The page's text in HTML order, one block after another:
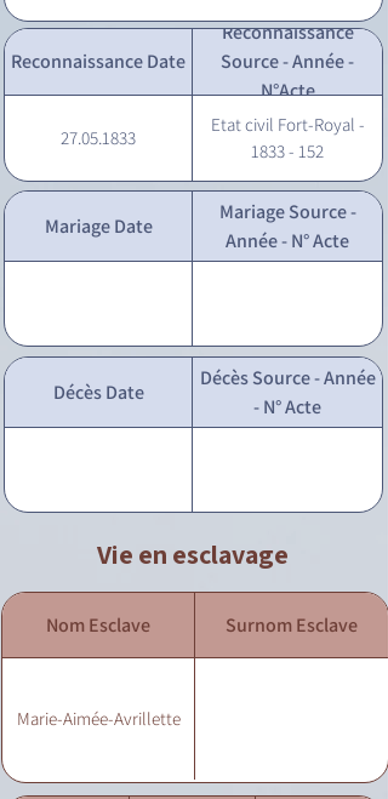
Reconnaissance Date
Reconnaissance
Source - Année -
N°Acte
27.05.1833
Etat civil Fort-Royal -
1833 - 152
Mariage Date
Mariage Source -
Année - N° Acte
Décès Date
Décès Source - Année
- N° Acte
Vie en esclavage
Nom Esclave Surnom Esclave
Marie-Aimée-Avrillette